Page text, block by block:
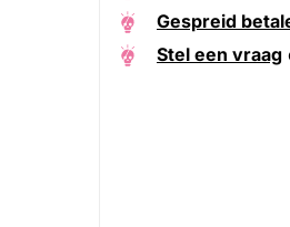
Gespreid
Stel een vraag